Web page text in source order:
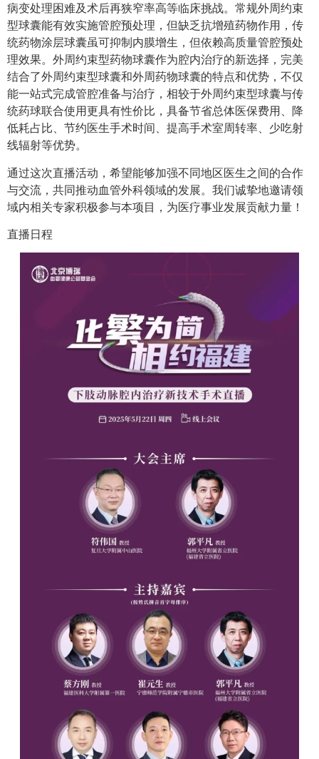
病变处理困难及术后再狭窄率高等临床挑战。常规外周约束
型球囊能有效实施管腔预处理，但缺乏抗增殖药物作用，传
统药物涂层球囊虽可抑制内膜增生，但依赖高质量管腔预处
理效果。外周约束型药物球囊作为腔内治疗的新选择，完美
结合了外周约束型球囊和外周药物球囊的特点和优势，不仅
能一站式完成管腔准备与治疗，相较于外周约束型球囊与传
统药球联合使用更具有性价比，具备节省总体医保费用、降
低耗占比、节约医生手术时间、提高手术室周转率、少吃射
线辐射等优势。
通过这次直播活动，希望能够加强不同地区医生之间的合作
与交流，共同推动血管外科领域的发展。我们诚挚地邀请领
域内相关专家积极参与本项目，为医疗事业发展贡献力量！
直播日程